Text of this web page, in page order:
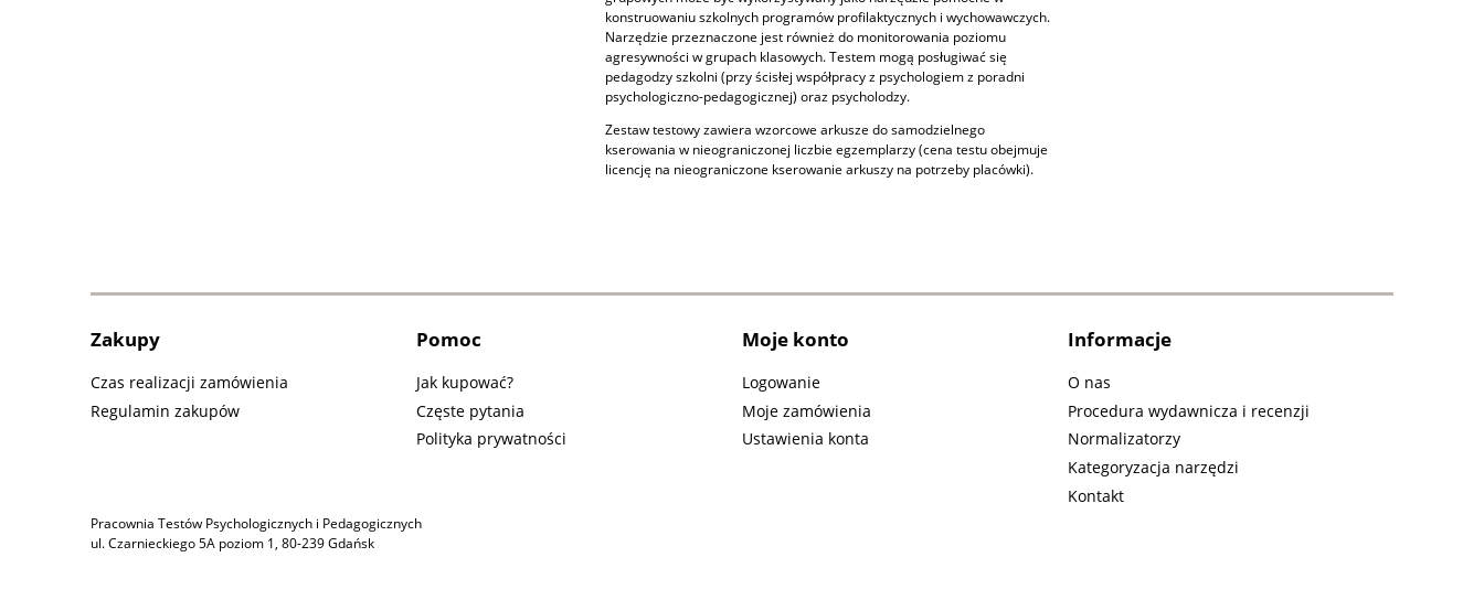
konstruowaniu szkolnych programów profilaktycznych i wychowawczych.
Narzędzie przeznaczone jest również do monitorowania poziomu
agresywności w grupach klasowych. Testem mogą posługiwać się
pedagodzy szkolni (przy ścisłej współpracy z psychologiem z poradni
psychologiczno-pedagogicznej) oraz psycholodzy.
Zestaw testowy zawiera wzorcowe arkusze do samodzielnego
kserowania w nieograniczonej liczbie egzemplarzy (cena testu obejmuje
licencję na nieograniczone kserowanie arkuszy na potrzeby placówki).
Zakupy
Czas realizacji zamówienia
Regulamin zakupów
Pomoc
Jak kupować?
Częste pytania
Polityka prywatności
Moje konto
Logowanie
Moje zamówienia
Ustawienia konta
Informacje
O nas
Procedura wydawnicza i recenzji
Normalizatorzy
Kategoryzacja narzędzi
Kontakt
Pracownia Testów Psychologicznych i Pedagogicznych
ul. Czarnieckiego 5A poziom 1, 80-239 Gdańsk